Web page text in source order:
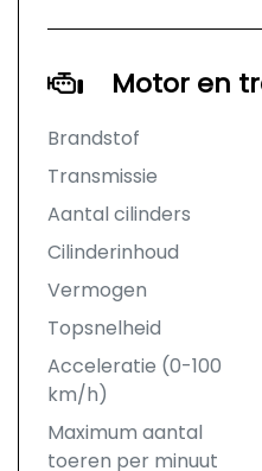
Motor en
Brandstof
Transmissie
Aantal cilinders
Cilinderinhoud
Vermogen
Topsnelheid
Acceleratie (0-100
km/h)
Maximum aantal
toeren per minuut